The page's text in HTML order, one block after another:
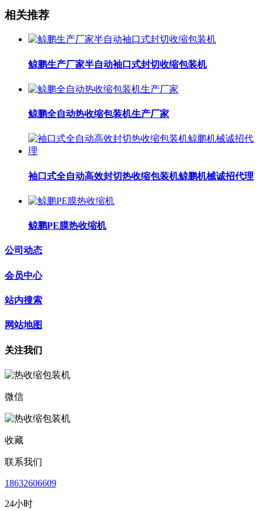
相关推荐
鲸鹏生产厂家半自动袖口式封切收缩包装机
鲸鹏全自动热收缩包装机生产厂家
袖口式全自动高效封切热收缩包装机鲸鹏机械诚招代理
鲸鹏PE膜热收缩机
公司动态
会员中心
站内搜索
网站地图
关注我们
微信
收藏
联系我们
18632606609
24小时